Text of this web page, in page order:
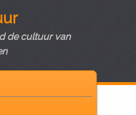
de cultuur van
CONTENT